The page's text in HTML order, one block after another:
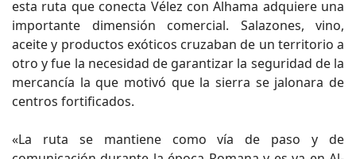
esta ruta que conecta Vélez con Alhama adquiere una
importante dimensión comercial. Salazones, vino,
aceite y productos exóticos cruzaban de un territorio a
otro y fue la necesidad de garantizar la seguridad de la
mercancía la que motivó que la sierra se jalonara de
centros fortificados.
«La ruta se mantiene como vía de paso y de